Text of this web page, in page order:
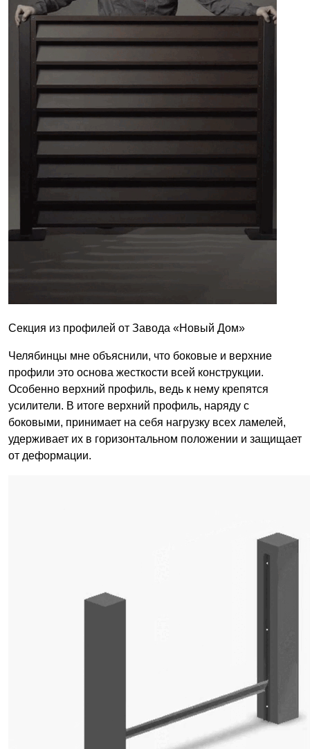
Секция из профилей от Завода «Новый Дом»
Челябинцы мне объяснили, что боковые и верхние
профили это основа жесткости всей конструкции.
Особенно верхний профиль, ведь к нему крепятся
усилители. В итоге верхний профиль, наряду с
боковыми, принимает на себя нагрузку всех ламелей,
удерживает их в горизонтальном положении и защищает
от деформации.